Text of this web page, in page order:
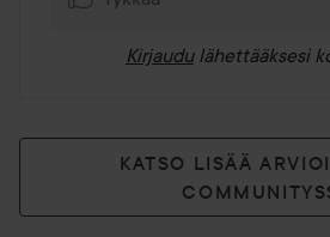
Kirjaudu lähettääksesi
KATSO LISÄÄ